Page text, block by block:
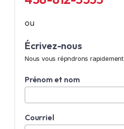
ou
Écrivez-nous
Nous vous répndrons rapidement
Prénom et nom
Courriel